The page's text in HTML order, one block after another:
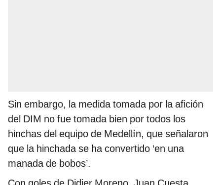
Sin embargo, la medida tomada por la afición
del DIM no fue tomada bien por todos los
hinchas del equipo de Medellín, que señalaron
que la hinchada se ha convertido ‘en una
manada de bobos’.